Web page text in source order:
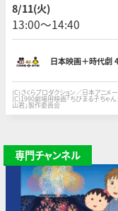
第１作目。（1990年 94分）
8/11(火)
13:00〜14:40
日本映画＋時代劇
(C)さくらプロダクション／日本アニメ
(C)1990劇場用映画「ちびまる子ちゃ
山君」製作委員会
専門チャンネル